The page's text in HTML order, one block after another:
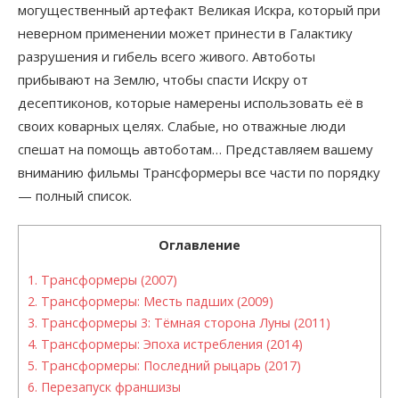
могущественный артефакт Великая Искра, который при
неверном применении может принести в Галактику
разрушения и гибель всего живого. Автоботы
прибывают на Землю, чтобы спасти Искру от
десептиконов, которые намерены использовать её в
своих коварных целях. Слабые, но отважные люди
спешат на помощь автоботам… Представляем вашему
вниманию фильмы Трансформеры все части по порядку
— полный список.
Оглавление
1. Трансформеры (2007)
2. Трансформеры: Месть падших (2009)
3. Трансформеры 3: Тёмная сторона Луны (2011)
4. Трансформеры: Эпоха истребления (2014)
5. Трансформеры: Последний рыцарь (2017)
6. Перезапуск франшизы